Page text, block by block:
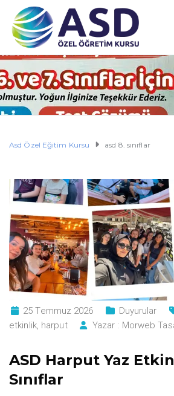
Asd Özel Eğitim Kursu asd 8. sınıflar
25 Temmuz 2026 Duyurular
etkinlik, harput Yazar : Morweb
ASD Harput Yaz
Sınıflar